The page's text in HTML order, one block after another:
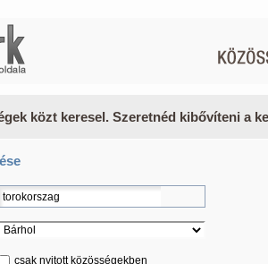
közt keresel. Szeretnéd kibővíteni a
csak nyitott közösségekben